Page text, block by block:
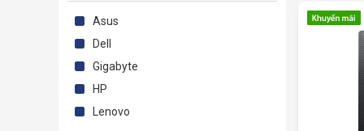
Phần mềm bản quyền
TB lưu trữ-bảo mật-kỹ thuật số
Thiết bị nghe nhìn & Giải trí
Điện tử - Điện lạnh
Phụ kiện
Asus
Dell
Gigabyte
HP
Lenovo